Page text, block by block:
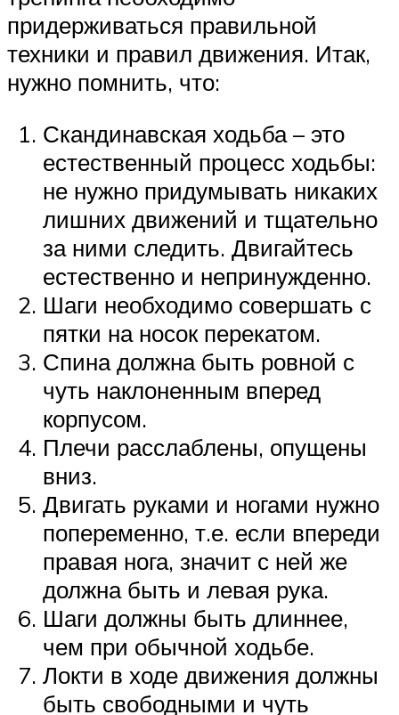
придерживаться правильной
техники и правил движения. Итак,
нужно помнить, что:
Скандинавская ходьба – это
естественный процесс ходьбы:
не нужно придумывать никаких
лишних движений и тщательно
за ними следить. Двигайтесь
естественно и непринужденно.
Шаги необходимо совершать с
пятки на носок перекатом.
Спина должна быть ровной с
чуть наклоненным вперед
корпусом.
Плечи расслаблены, опущены
вниз.
Двигать руками и ногами нужно
попеременно, т.е. если впереди
правая нога, значит с ней же
должна быть и левая рука.
Шаги должны быть длиннее,
чем при обычной ходьбе.
Локти в ходе движения должны
быть свободными и чуть